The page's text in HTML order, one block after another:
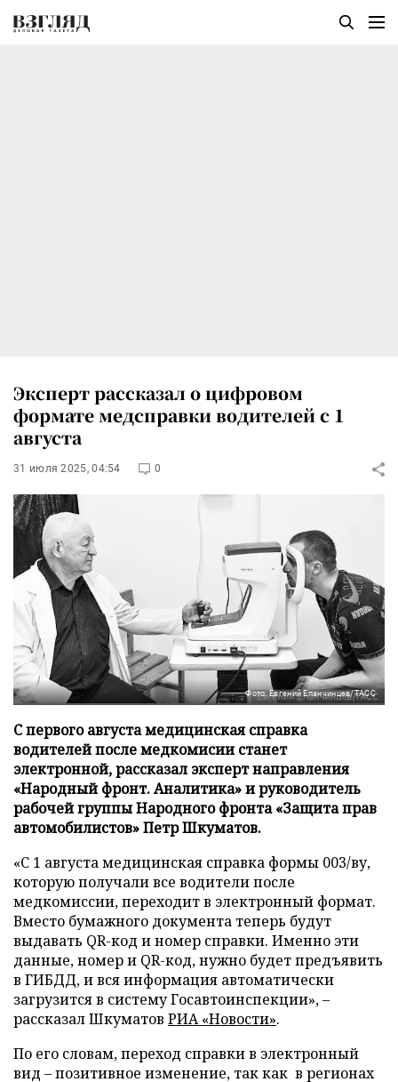
Эксперт рассказал о цифровом
формате медсправки водителей с 1
августа
31 июля 2025, 04:54 0
Фото: Евгений Епанчинцев/ТАСС
С первого августа медицинская справка
водителей после медкомисии станет
электронной, рассказал эксперт направления
«Народный фронт. Аналитика» и руководитель
рабочей группы Народного фронта «Защита прав
автомобилистов» Петр Шкуматов.
«С 1 августа медицинская справка формы 003/ву,
которую получали все водители после
медкомиссии, переходит в электронный формат.
Вместо бумажного документа теперь будут
выдавать QR-код и номер справки. Именно эти
данные, номер и QR-код, нужно будет предъявить
в ГИБДД, и вся информация автоматически
загрузится в систему Госавтоинспекции», –
рассказал Шкуматов РИА «Новости».
По его словам, переход справки в электронный
вид – позитивное изменение, так как в регионах